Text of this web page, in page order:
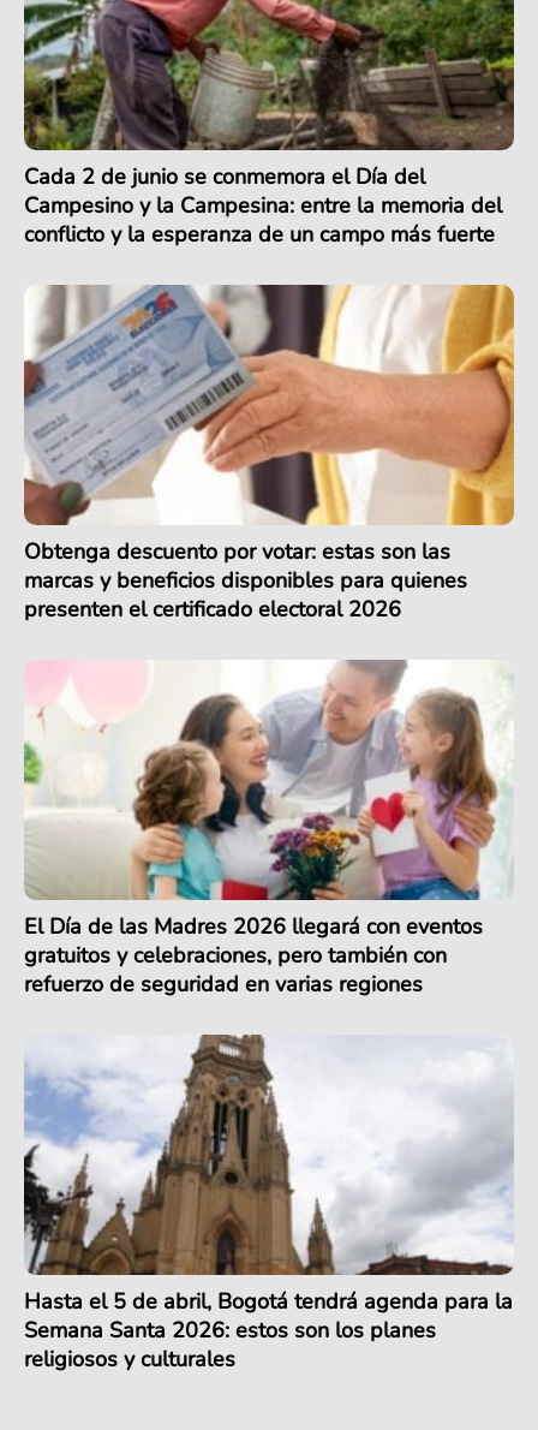
Cada 2 de junio se conmemora el Día del
Campesino y la Campesina: entre la memoria del
conflicto y la esperanza de un campo más fuerte
Obtenga descuento por votar: estas son las
marcas y beneficios disponibles para quienes
presenten el certificado electoral 2026
El Día de las Madres 2026 llegará con eventos
gratuitos y celebraciones, pero también con
refuerzo de seguridad en varias regiones
Hasta el 5 de abril, Bogotá tendrá agenda para la
Semana Santa 2026: estos son los planes
religiosos y culturales